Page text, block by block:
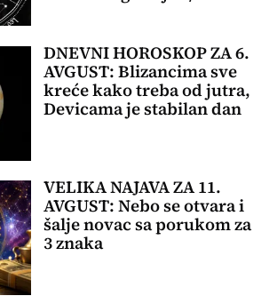
DNEVNI HOROSKOP ZA 6.
AVGUST: Blizancima sve
kreće kako treba od jutra,
Devicama je stabilan dan
VELIKA NAJAVA ZA 11.
AVGUST: Nebo se otvara i
šalje novac sa porukom za
3 znaka